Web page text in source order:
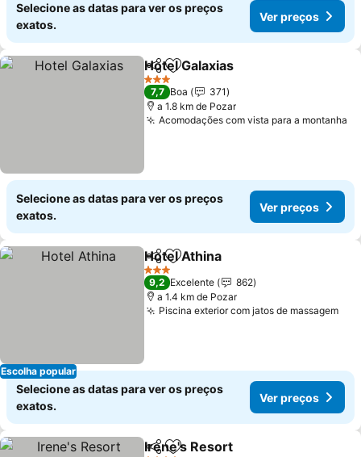
Selecione as datas para ver os preços
exatos.
Ver preços
PartilharAdicionar aos favoritos
Hotel Galaxias
3 Estrelas
7,7 Boa
371
a 1.8 km de Pozar
Acomodações com vista para a montanha
Selecione as datas para ver os preços
exatos.
Ver preços
Escolha popular
PartilharAdicionar aos favoritos
Hotel Athina
3 Estrelas
9,2 Excelente
862
a 1.4 km de Pozar
Piscina exterior com jatos de massagem
Selecione as datas para ver os preços
exatos.
Ver preços
Partilhar
Irene's Resort